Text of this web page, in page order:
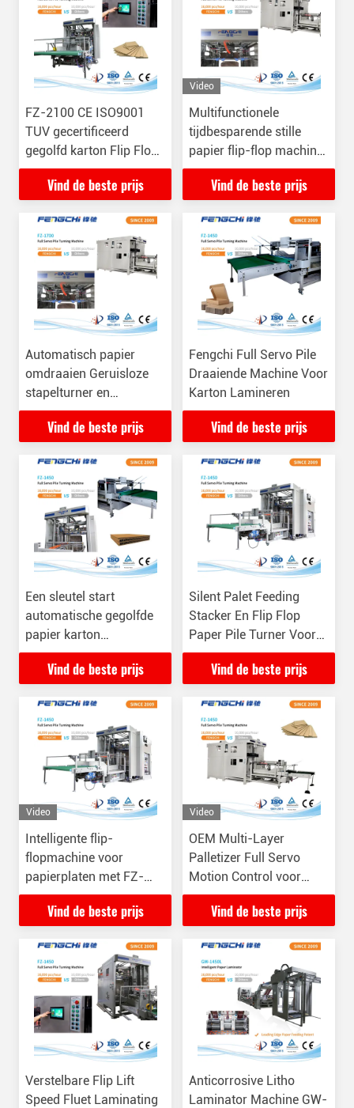
FZ-2100 CE ISO9001
TUV gecertificeerd
gegolfd karton Flip Flop
verzamelpapier stapel
TurnerVind de beste prijs
Video
Multifunctionele
tijdbesparende stille
papier flip-flop machine
met versnellingsfunctie
Vind de beste prijs
Automatisch papier
omdraaien Geruisloze
stapelturner en
stapelmachine F-1700
Vind de beste prijs
Fengchi Full Servo Pile
Draaiende Machine Voor
Karton Lamineren
Vind de beste prijs
Een sleutel start
automatische gegolfde
papier karton
verpakkingsstapel
Turner Machine
Vind de beste prijs
Silent Palet Feeding
Stacker En Flip Flop
Paper Pile Turner Voor
FZ-1450 Palletizing
Vind de beste prijs
Video
Intelligente flip-
flopmachine voor
papierplaten met FZ-
1450 multi-layer
palletiser
Vind de beste prijs
Video
OEM Multi-Layer
Palletizer Full Servo
Motion Control voor
volledige
verpakkingsassemblagelijn
Vind de beste prijs
Verstelbare Flip Lift
Speed Fluet Laminating
Anticorrosive Litho
Laminator Machine GW-